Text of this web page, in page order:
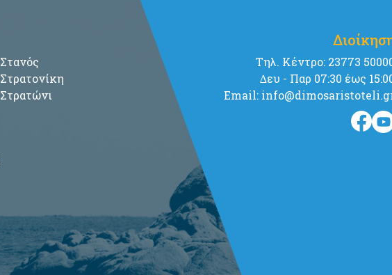
Στανός
Στρατονίκη
Στρατώνι
Tηλ. Κέντρο: 23773
∆ευ - Παρ 07:30 έως
Email: